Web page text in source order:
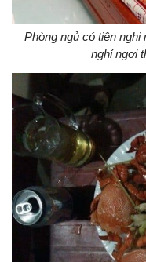
Phòng ngủ có tiện
nghỉ ngơi